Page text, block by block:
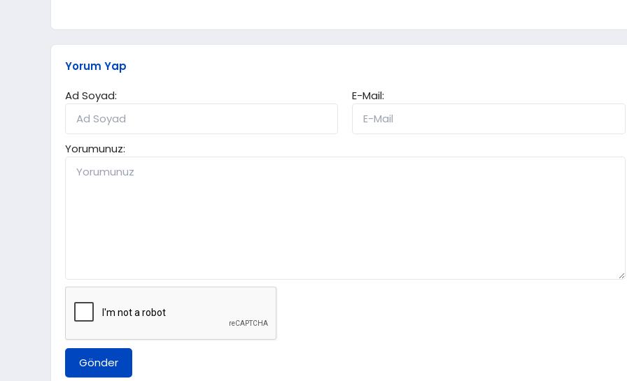
Yorum Yap
Ad Soyad:
E-Mail:
Yorumunuz:
Gönder